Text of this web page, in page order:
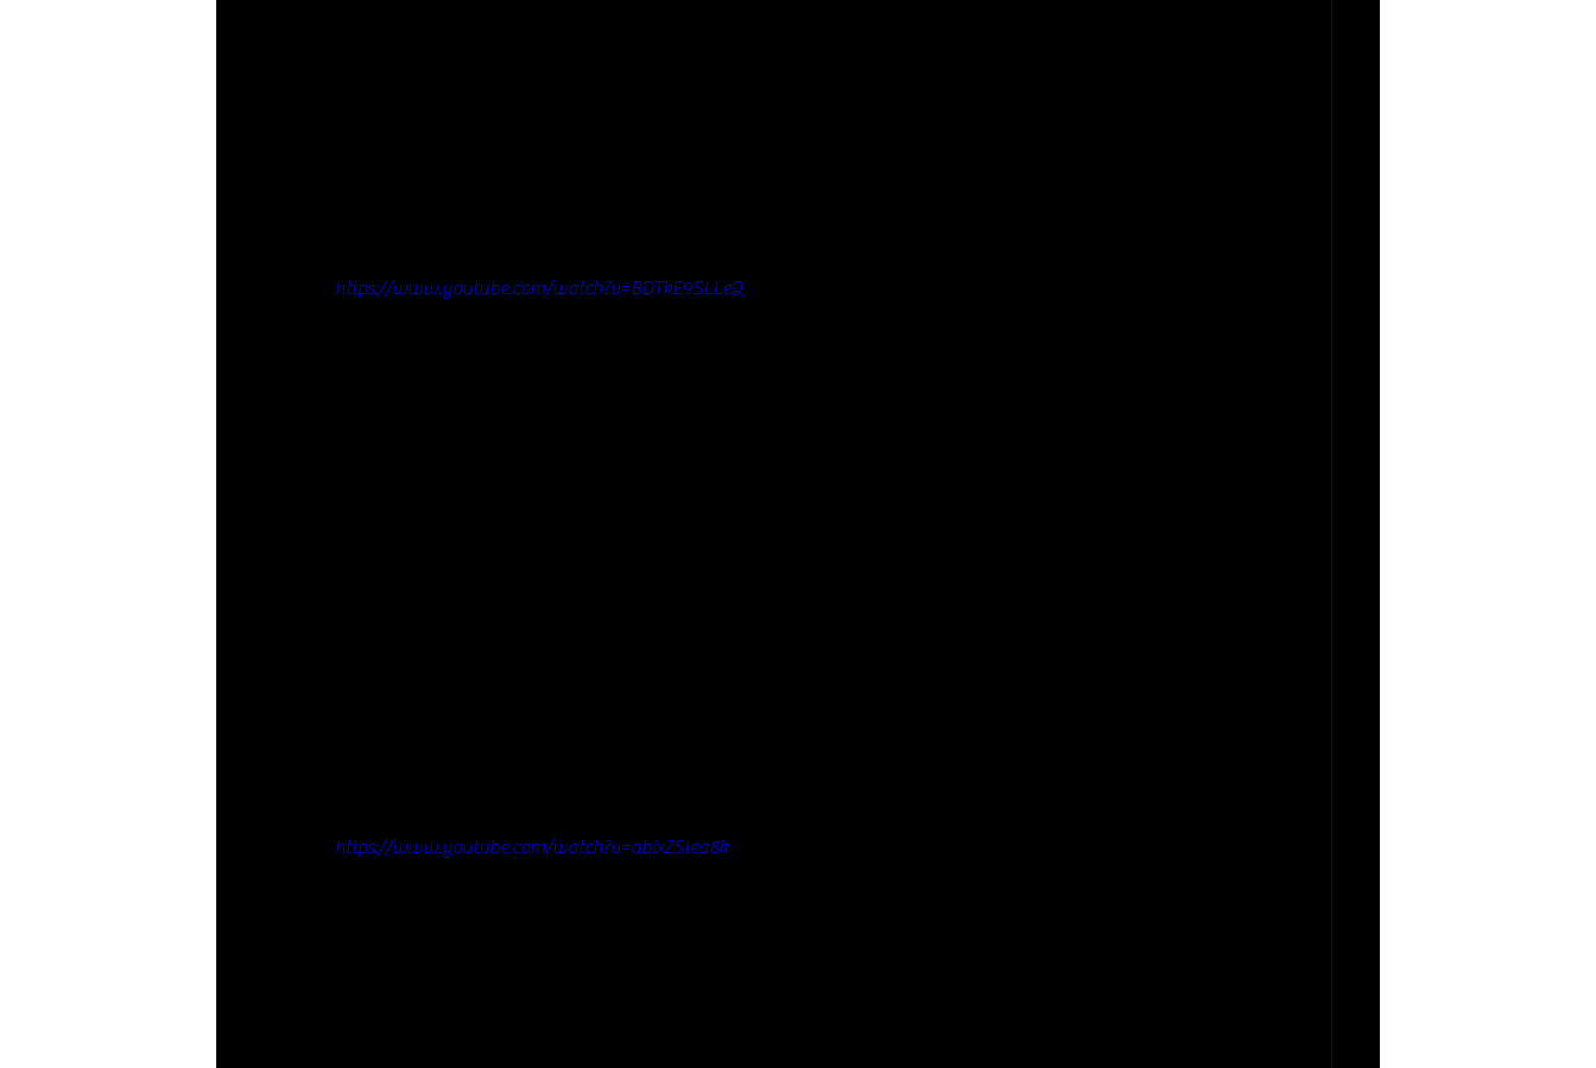
https://www.youtube.com/watch?v=BDTkE9SLLeQ
https://www.youtube.com/watch?v=abixZSlea8k